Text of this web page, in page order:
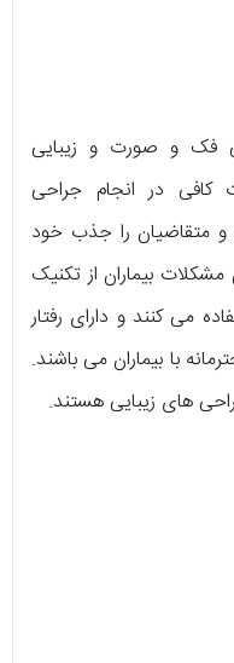
فک و صورت و زیبایی
در انجام جراحی
و متقاضیان را جذب خود
بیماران از تکنیک
می کنند و دارای رفتار
با بیماران می باشند.
های زیبایی هستند.